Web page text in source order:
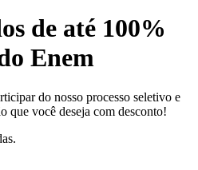
de até 100%
Enem
do nosso processo seletivo e
que você deseja com desconto!